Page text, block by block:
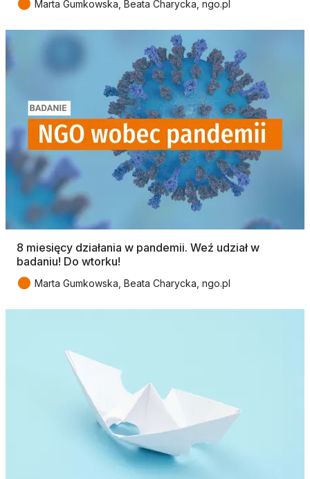
● Marta Gumkowska, Beata Charycka, ngo.pl
8 miesięcy działania w pandemii. Weź udział w
badaniu! Do wtorku!
● Marta Gumkowska, Beata Charycka, ngo.pl